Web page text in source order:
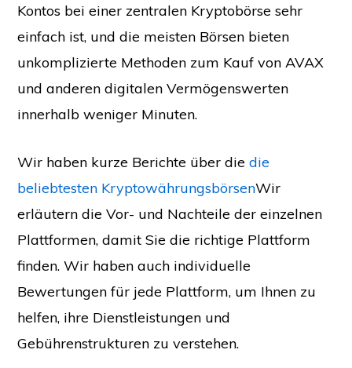
Kontos bei einer zentralen Kryptobörse sehr
einfach ist, und die meisten Börsen bieten
unkomplizierte Methoden zum Kauf von AVAX
und anderen digitalen Vermögenswerten
innerhalb weniger Minuten.
Wir haben kurze Berichte über diedie
beliebtesten KryptowährungsbörsenWir
erläutern die Vor- und Nachteile der einzelnen
Plattformen, damit Sie die richtige Plattform
finden. Wir haben auch individuelle
Bewertungen für jede Plattform, um Ihnen zu
helfen, ihre Dienstleistungen und
Gebührenstrukturen zu verstehen.